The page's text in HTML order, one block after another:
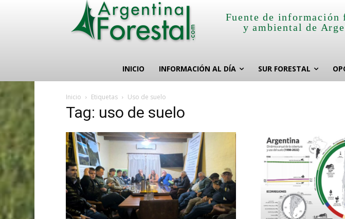
Fuente de
y ambiental de
INICIO INFORMACIÓN AL DÍA SUR FORESTAL
Inicio Etiquetas Uso de suelo
Tag: uso de suelo